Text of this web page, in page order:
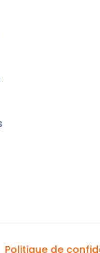
Politique de